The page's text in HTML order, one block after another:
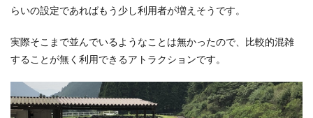
らいの設定であればもう少し利用者が増えそうです。
実際そこまで並んでいるようなことは無かったので、比較的混雑
することが無く利用できるアトラクションです。